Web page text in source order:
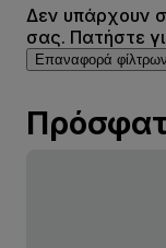
Δεν υπάρχουν
σας. Πατήστε
Επαναφορά φίλτρων